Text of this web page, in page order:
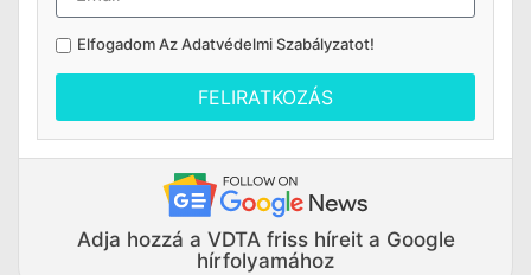
Elfogadom AzAdatvédelmi Szabályzatot!
FELIRATKOZÁS
Adja hozzá a VDTA friss híreit a Google
hírfolyamához